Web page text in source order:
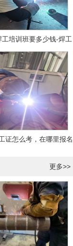
工培训班要多少钱-焊工
报名
证怎么考，在哪里报名
更多>>